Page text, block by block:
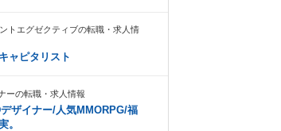
トエグゼクティブの転職・求人情
ャピタリスト
ーの転職・求人情報
デザイナー/人気MMORPG/福
。